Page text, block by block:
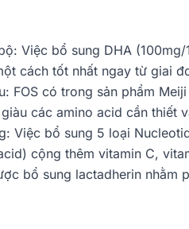
Việc bổ sung DHA
cách tốt nhất ngay từ giai
FOS có trong sản phẩm
các amino acid cần thiết
Việc bổ sung 5 loại
cộng thêm vitamin C,
bổ sung lactadherin